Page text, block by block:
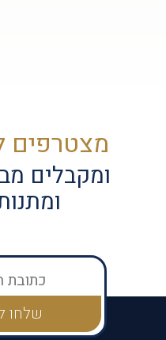
מצטרפים
ומקבלים